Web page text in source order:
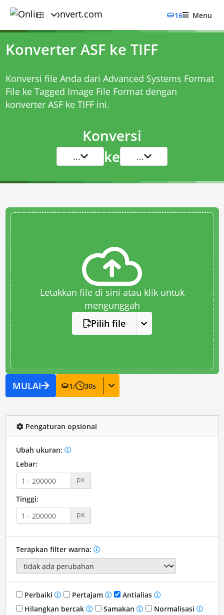
16 Menu
Konverter ASF ke TIFF
Konversi file Anda dari Advanced Systems Format
File ke Tagged Image File Format dengan
konverter ASF ke TIFFini.
Konversi
... ke ...
Letakkan file di sini atau klik untuk
mengunggah
Pilih file
MULAI 1/ 30s
Pengaturan opsional
Ubah ukuran:
Lebar:
px
Tinggi:
px
Terapkan filter warna:
Perbaiki Pertajam
Antialias
Hilangkan bercak
Samakan
Normalisasi